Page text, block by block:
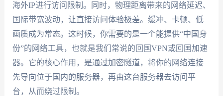
海外IP进行访问限制。同时，物理距离带来的网络延迟、
国际带宽波动，让直接访问体验极差。缓冲、卡顿、低
画质成为常态。这时候，你需要的是一个能提供“中国身
份”的网络工具，也就是我们常说的回国VPN或回国加速
器。它的核心作用，是通过加密隧道，将你的网络连接
先导向位于国内的服务器，再由这台服务器去访问平
台，从而绕过限制。